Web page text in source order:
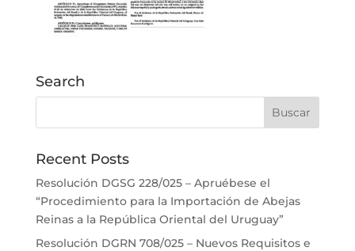
Search
Recent Posts
Resolución DGSG 228/025 – Apruébese el
“Procedimiento para la Importación de Abejas
Reinas a la República Oriental del Uruguay”
Resolución DGRN 708/025 – Nuevos Requisitos e